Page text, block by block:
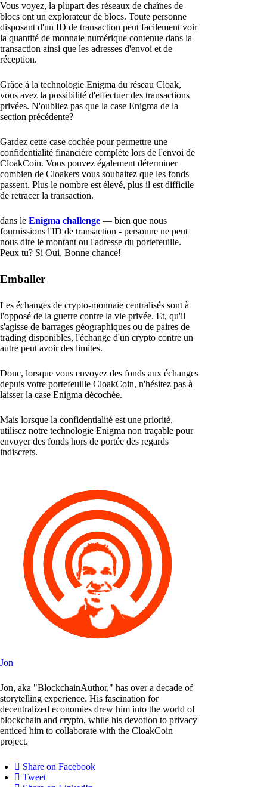
Vous voyez, la plupart des réseaux de chaînes de
blocs ont un explorateur de blocs. Toute personne
disposant d'un ID de transaction peut facilement voir
la quantité de monnaie numérique contenue dans la
transaction ainsi que les adresses d'envoi et de
réception.
Grâce á la technologie Enigma du réseau Cloak,
vous avez la possibilité d'effectuer des transactions
privées. N'oubliez pas que la case Enigma de la
section précédente?
Gardez cette case cochée pour permettre une
confidentialité financière complète lors de l'envoi de
CloakCoin. Vous pouvez également déterminer
combien de Cloakers vous souhaitez que les fonds
passent. Plus le nombre est élevé, plus il est difficile
de retracer la transaction.
dans le Enigma challenge — bien que nous
fournissions l'ID de transaction - personne ne peut
nous dire le montant ou l'adresse du portefeuille.
Peux tu? Si Oui, Bonne chance!
Emballer
Les échanges de crypto-monnaie centralisés sont à
l'opposé de la guerre contre la vie privée. Et, qu'il
s'agisse de barrages géographiques ou de paires de
trading disponibles, l'échange d'un crypto contre un
autre peut avoir des limites.
Donc, lorsque vous envoyez des fonds aux échanges
depuis votre portefeuille CloakCoin, n'hésitez pas à
laisser la case Enigma décochée.
Mais lorsque la confidentialité est une priorité,
utilisez notre technologie Enigma non traçable pour
envoyer des fonds hors de portée des regards
indiscrets.
Jon
Jon, aka "BlockchainAuthor," has over a decade of
storytelling experience. His fascination for
decentralized economies drew him into the world of
blockchain and crypto, while his devotion to privacy
enticed him to collaborate with the CloakCoin
project.
Share on Facebook
Tweet